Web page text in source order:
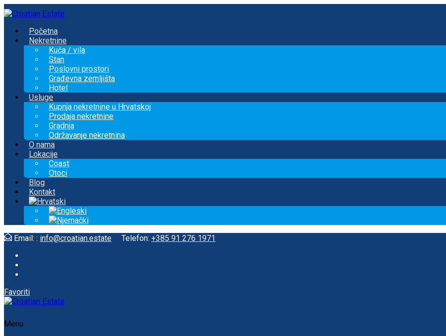
Početna
Nekretnine
Kuća / vila
Stan
Poslovni prostori
Građevna zemljišta
Hotel
Usluge
Kupnja nekretnine u Hrvatskoj
Prodaja nekretnine
Gradnja
Održavanje nekretnina
O nama
Lokacije
Coast
Otoci
Blog
Kontakt
Email: : info@croatian.estate Telefon: +385 91 276 1971
Favoriti
Menu